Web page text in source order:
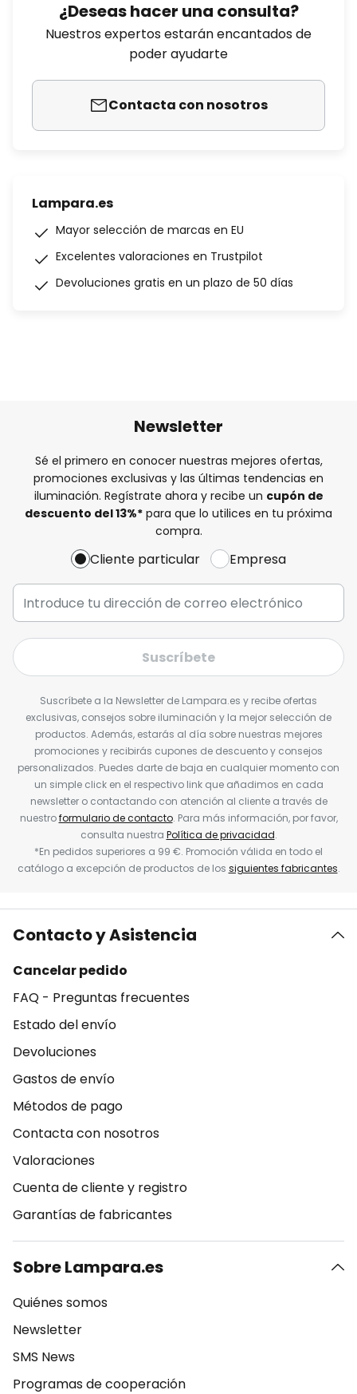
¿Deseas hacer una consulta?
Nuestros expertos estarán encantados de
poder ayudarte
Contacta con nosotros
Lampara.es
Mayor selección de marcas en EU
Excelentes valoraciones en Trustpilot
Devoluciones gratis en un plazo de 50 días
Newsletter
Sé el primero en conocer nuestras mejores ofertas,
promociones exclusivas y las últimas tendencias en
iluminación. Regístrate ahora y recibe un cupón de
descuento del13%* para que lo utilices en tu próxima
compra.
Cliente particular Empresa
Suscríbete
Suscríbete a la Newsletter de Lampara.es y recibe ofertas
exclusivas, consejos sobre iluminación y la mejor selección de
productos. Además, estarás al día sobre nuestras mejores
promociones y recibirás cupones de descuento y consejos
personalizados. Puedes darte de baja en cualquier momento con
un simple click en el respectivo link que añadimos en cada
newsletter o contactando con atención al cliente a través de
nuestroformulario de contacto. Para más información, por favor,
consulta nuestra Política de privacidad.
*En pedidos superiores a 99 €. Promoción válida en todo el
catálogo a excepción de productos de los siguientes fabricantes.
Contacto y Asistencia
Cancelar pedido
FAQ - Preguntas frecuentes
Estado del envío
Devoluciones
Gastos de envío
Métodos de pago
Contacta con nosotros
Valoraciones
Cuenta de cliente y registro
Garantías de fabricantes
Sobre Lampara.es
Quiénes somos
Newsletter
SMS News
Programas de cooperación